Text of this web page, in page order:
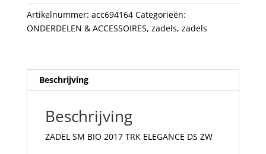
DS
ZW
aantal
Artikelnummer: acc694164 Categorieën:
ONDERDELEN & ACCESSOIRES, zadels, zadels
Beschrijving
Beschrijving
ZADEL SM BIO 2017 TRK ELEGANCE DS ZW